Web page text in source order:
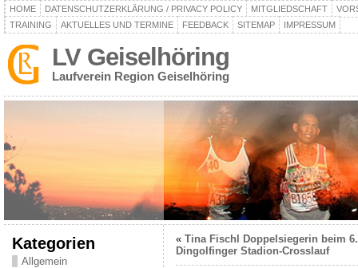
HOME DATENSCHUTZERKLÄRUNG / PRIVACY POLICY MITGLIEDSCHAFT
TRAINING
AKTUELLES UND TERMINE FEEDBACK SITEMAP IMPRESSUM
LV Geiselhöring
Laufverein Region Geiselhöring
Kategorien
Allgemein
« Tina Fischl Doppelsiegerin beim 6.
Dingolfinger Stadion-Crosslauf